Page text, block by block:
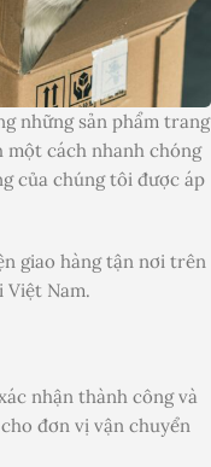
những sản phẩm trang
một cách nhanh chóng
của chúng tôi được áp
giao hàng tận nơi trên
Việt Nam.
nhận thành công và
đơn vị vận chuyển